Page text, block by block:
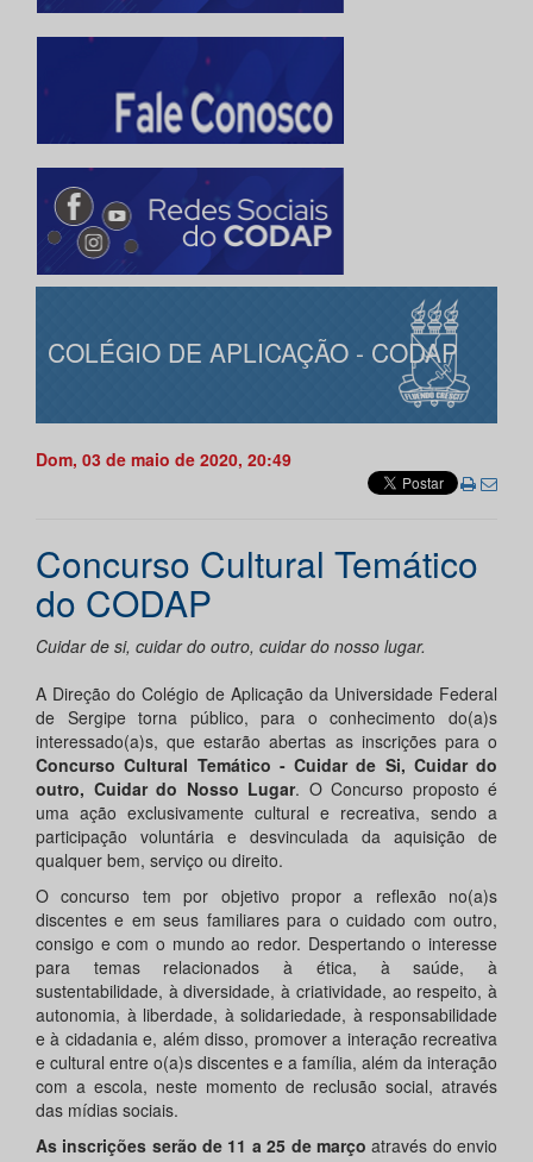
COLÉGIO DE APLICAÇÃO - CODAP
Dom, 03 de maio de 2020, 20:49
Concurso Cultural Temático
do CODAP
Cuidar de si, cuidar do outro, cuidar do nosso lugar.
A Direção do Colégio de Aplicação da Universidade Federal
de Sergipe torna público, para o conhecimento do(a)s
interessado(a)s, que estarão abertas as inscrições para o
Concurso Cultural Temático - Cuidar de Si, Cuidar do
outro, Cuidar do Nosso Lugar. O Concurso proposto é
uma ação exclusivamente cultural e recreativa, sendo a
participação voluntária e desvinculada da aquisição de
qualquer bem, serviço ou direito.
O concurso tem por objetivo propor a reflexão no(a)s
discentes e em seus familiares para o cuidado com outro,
consigo e com o mundo ao redor. Despertando o interesse
para temas relacionados à ética, à saúde, à
sustentabilidade, à diversidade, à criatividade, ao respeito, à
autonomia, à liberdade, à solidariedade, à responsabilidade
e à cidadania e, além disso, promover a interação recreativa
e cultural entre o(a)s discentes e a família, além da interação
com a escola, neste momento de reclusão social, através
das mídias sociais.
As inscrições serão de 11 a 25 de março através do envio